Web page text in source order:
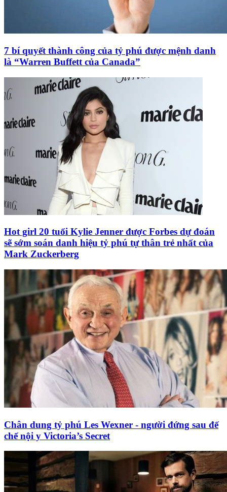
7 bí quyết thành công của tỷ phú được mệnh danh
là “Warren Buffett của Canada”
Hot girl 20 tuổi Kylie Jenner được Forbes dự đoán
sẽ sớm soán danh hiệu tỷ phú tự thân trẻ nhất của
Mark Zuckerberg
Chân dung tỷ phú Les Wexner - người đứng sau đế
chế nội y Victoria’s Secret